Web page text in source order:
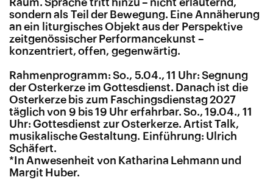
Raum. Sprache tritt hinzu – nicht erläuternd,
sondern als Teil der Bewegung. Eine Annäherung
an ein liturgisches Objekt aus der Perspektive
zeitgenössischer Performancekunst –
konzentriert, offen, gegenwärtig.
Rahmenprogramm: So., 5.04., 11 Uhr: Segnung
der Osterkerze im Gottesdienst. Danach ist die
Osterkerze bis zum Faschingsdienstag 2027
täglich von 9 bis 19 Uhr erfahrbar. So., 19.04., 11
Uhr: Gottesdienst zur Osterkerze. Artist Talk,
musikalische Gestaltung. Einführung: Ulrich
Schäfert.
*In Anwesenheit von Katharina Lehmann und
Margit Huber.